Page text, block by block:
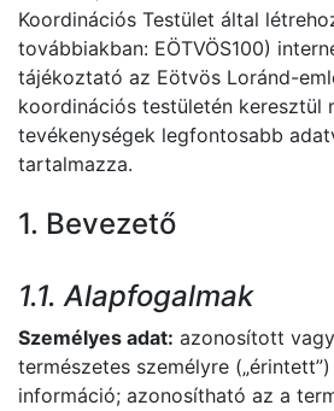
Koordinációs Testület által
továbbiakban: EÖTVÖS100)
tájékoztató az Eötvös Loránd-
koordinációs testületén keresztül
tevékenységek legfontosabb
tartalmazza.
1. Bevezető
1.1. Alapfogalmak
Személyes adat: azonosított
természetes személyre
információ; azonosítható az a